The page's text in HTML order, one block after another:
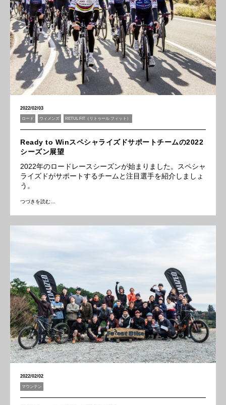
2022/02/03
ロード ウィメンズ RETUL FIT（リトゥール フィット）
Ready to Winスペシャライズドサポートチームの2022
シーズン展望
2022年のロードレースシーズンが始まりました。スペシャ
ライズドがサポートするチームと注目選手を紹介しましょ
う。
つづきを読む…
2022/02/02
マウンテン